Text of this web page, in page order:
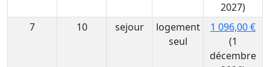
2027)
7
10 sejour
logement
seul
1 096,00 €
(1
décembre